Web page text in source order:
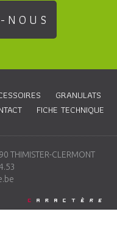
NOUS
GRANULATS
FICHE TECHNIQUE
THIMISTER-CLERMONT